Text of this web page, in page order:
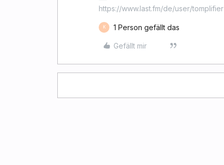
https://www.last.fm/de/user/tomplifier
K 1 Person gefällt das
Gefällt mir